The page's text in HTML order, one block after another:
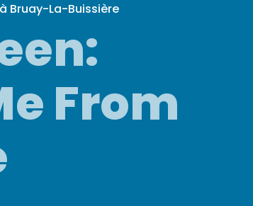
Bruay-La-Buissière
From